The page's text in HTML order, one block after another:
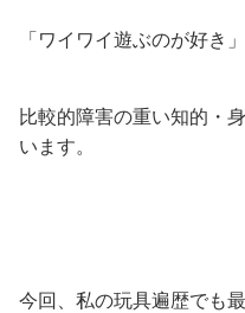
「ワイワイ遊ぶのが好き」
比較的障害の重い知的・
います。
今回、私の玩具遍歴でも